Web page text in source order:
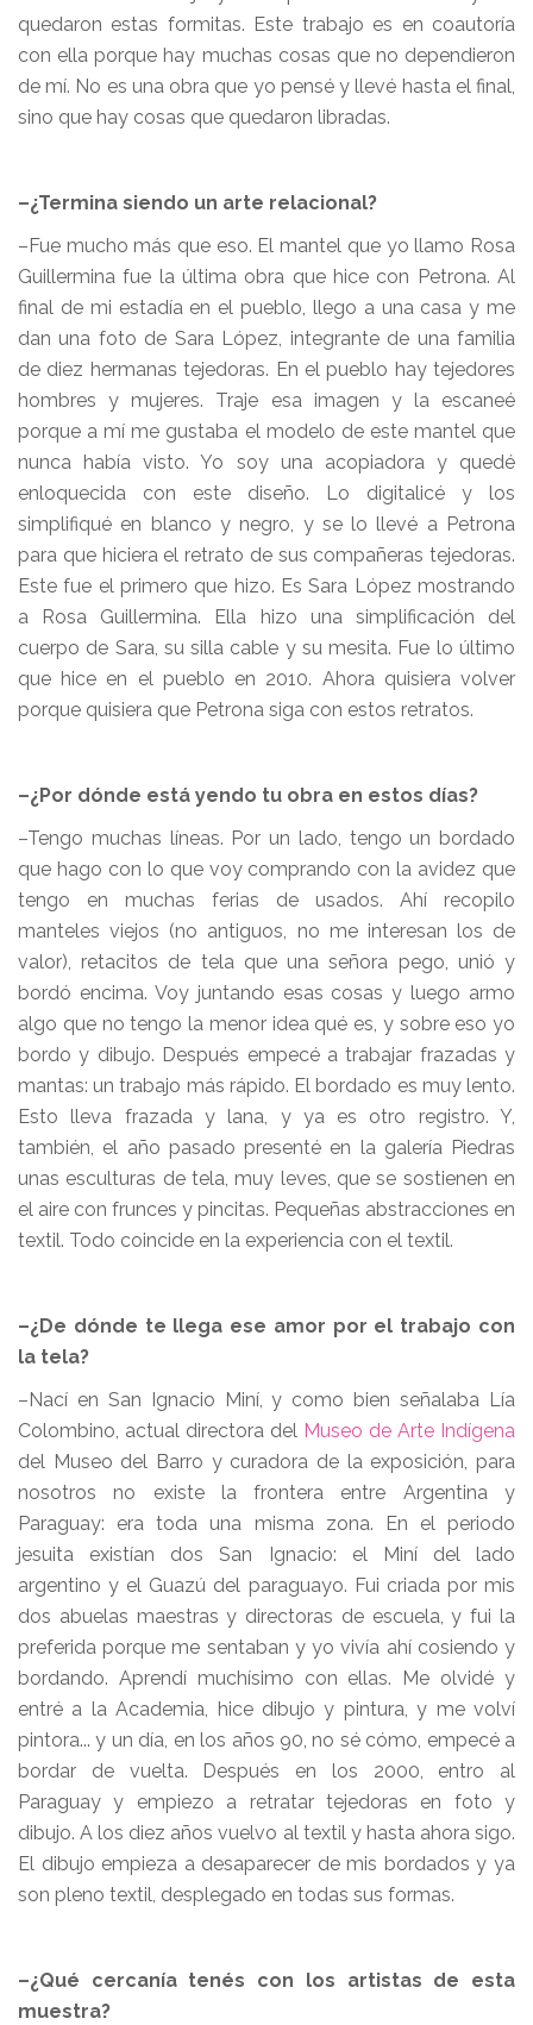
quedaron estas formitas. Este trabajo es en coautoría
con ella porque hay muchas cosas que no dependieron
de mí. No es una obra que yo pensé y llevé hasta el final,
sino que hay cosas que quedaron libradas.
–¿Termina siendo un arte relacional?
–Fue mucho más que eso. El mantel que yo llamo Rosa
Guillermina fue la última obra que hice con Petrona. Al
final de mi estadía en el pueblo, llego a una casa y me
dan una foto de Sara López, integrante de una familia
de diez hermanas tejedoras. En el pueblo hay tejedores
hombres y mujeres. Traje esa imagen y la escaneé
porque a mí me gustaba el modelo de este mantel que
nunca había visto. Yo soy una acopiadora y quedé
enloquecida con este diseño. Lo digitalicé y los
simplifiqué en blanco y negro, y se lo llevé a Petrona
para que hiciera el retrato de sus compañeras tejedoras.
Este fue el primero que hizo. Es Sara López mostrando
a Rosa Guillermina. Ella hizo una simplificación del
cuerpo de Sara, su silla cable y su mesita. Fue lo último
que hice en el pueblo en 2010. Ahora quisiera volver
porque quisiera que Petrona siga con estos retratos.
–¿Por dónde está yendo tu obra en estos días?
–Tengo muchas líneas. Por un lado, tengo un bordado
que hago con lo que voy comprando con la avidez que
tengo en muchas ferias de usados. Ahí recopilo
manteles viejos (no antiguos, no me interesan los de
valor), retacitos de tela que una señora pego, unió y
bordó encima. Voy juntando esas cosas y luego armo
algo que no tengo la menor idea qué es, y sobre eso yo
bordo y dibujo. Después empecé a trabajar frazadas y
mantas: un trabajo más rápido. El bordado es muy lento.
Esto lleva frazada y lana, y ya es otro registro. Y,
también, el año pasado presenté en la galería Piedras
unas esculturas de tela, muy leves, que se sostienen en
el aire con frunces y pincitas. Pequeñas abstracciones en
textil. Todo coincide en la experiencia con el textil.
–¿De dónde te llega ese amor por el trabajo con
la tela?
–Nací en San Ignacio Miní, y como bien señalaba Lía
Colombino, actual directora del Museo de Arte Indígena
del Museo del Barro y curadora de la exposición, para
nosotros no existe la frontera entre Argentina y
Paraguay: era toda una misma zona. En el periodo
jesuita existían dos San Ignacio: el Miní del lado
argentino y el Guazú del paraguayo. Fui criada por mis
dos abuelas maestras y directoras de escuela, y fui la
preferida porque me sentaban y yo vivía ahí cosiendo y
bordando. Aprendí muchísimo con ellas. Me olvidé y
entré a la Academia, hice dibujo y pintura, y me volví
pintora... y un día, en los años 90, no sé cómo, empecé a
bordar de vuelta. Después en los 2000, entro al
Paraguay y empiezo a retratar tejedoras en foto y
dibujo. A los diez años vuelvo al textil y hasta ahora sigo.
El dibujo empieza a desaparecer de mis bordados y ya
son pleno textil, desplegado en todas sus formas.
–¿Qué cercanía tenés con los artistas de esta
muestra?